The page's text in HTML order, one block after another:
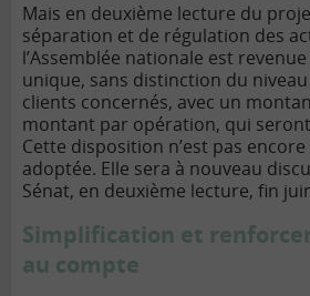
Mais en deuxième lecture du
séparation et de régulation des
l’Assemblée nationale est
unique, sans distinction du
clients concernés, avec un
montant par opération, qui
Cette disposition n’est pas
adoptée. Elle sera à nouveau
Sénat, en deuxième lecture, fin
Simplification et
au compte